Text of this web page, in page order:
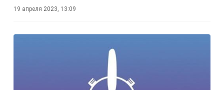
19 апреля 2023, 13:09